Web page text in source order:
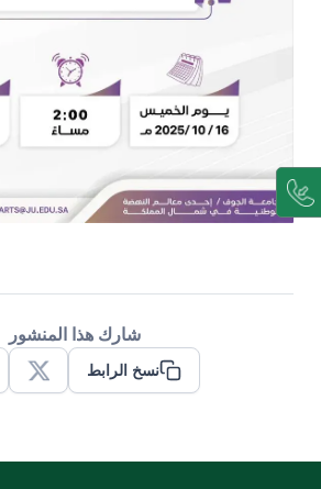
شارك هذا المنشور
نسخ الرابط
X